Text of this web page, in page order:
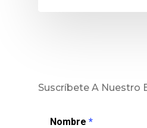
Suscríbete A Nuestro
Nombre *